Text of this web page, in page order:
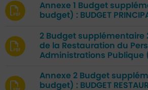
Annexe 1 Budget
budget) : BUDGET
2 Budget supplémentaire
de la Restauration du
Administrations Publique
Annexe 2 Budget
budget) : BUDGET